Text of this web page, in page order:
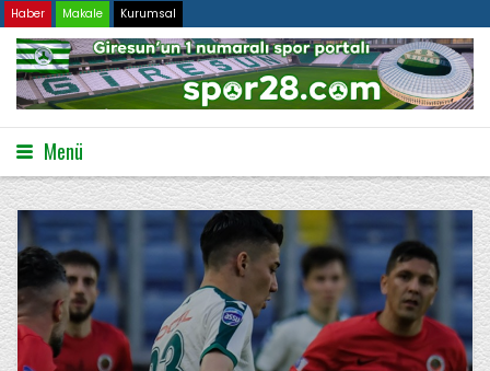
Haber Makale Kurumsal
Menü